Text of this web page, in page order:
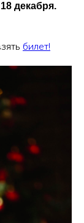
декабря.
билет!